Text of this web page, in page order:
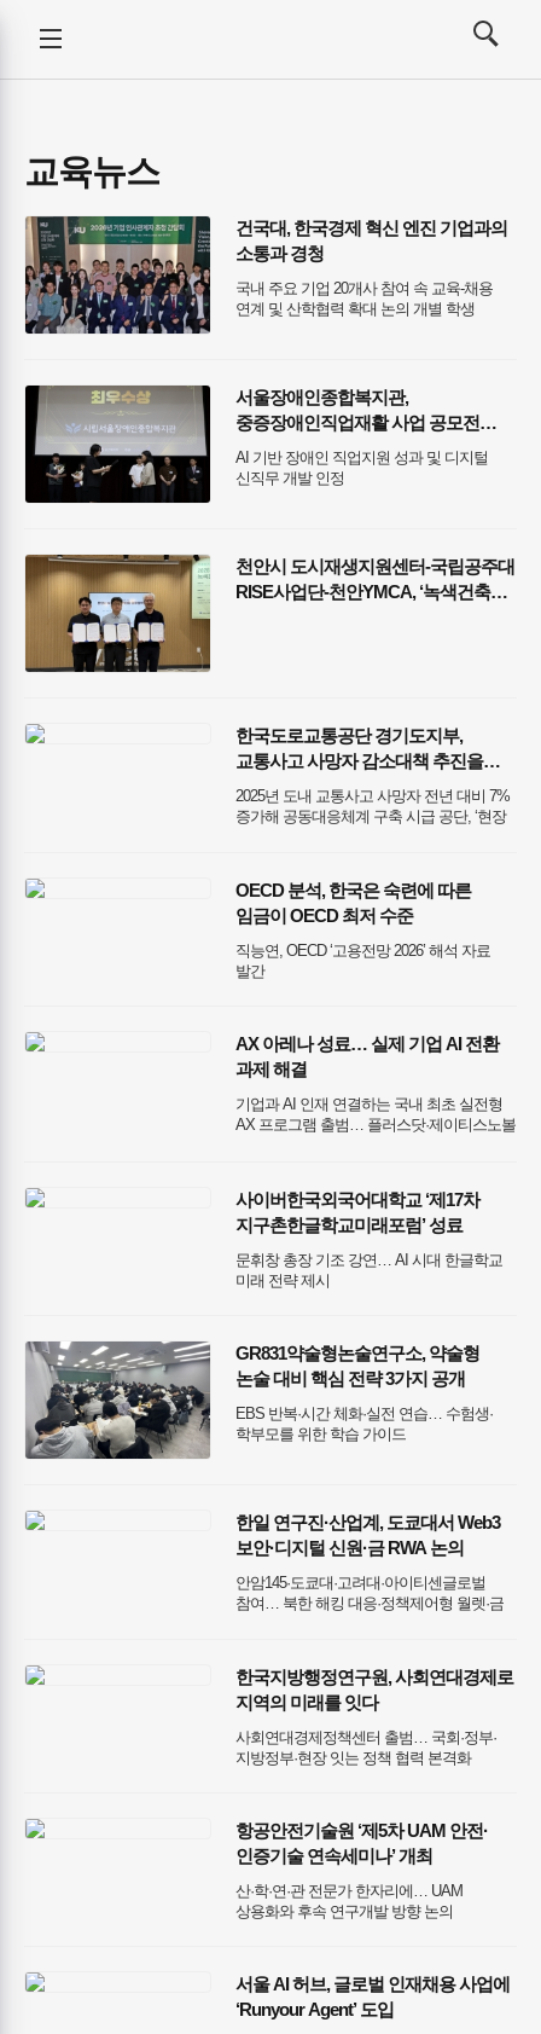
전체메뉴
열기/
검색
열기/
교육뉴스
건국대, 한국경제 혁신 엔진 기업과의
소통과 경청
국내 주요 기업 20개사 참여 속 교육-채용
연계 및 산학협력 확대 논의 개별 학생
서울장애인종합복지관,
중증장애인직업재활 사업 공모전
최우수상 수상
AI 기반 장애인 직업지원 성과 및 디지털
신직무 개발 인정
천안시 도시재생지원센터-국립공주대
RISE사업단-천안YMCA, ‘녹색건축
한국도로교통공단 경기도지부,
교통사고 사망자 감소대책 추진을
위한 킥오프 회의 개최
2025년 도내 교통사고 사망자 전년 대비 7%
증가해 공동대응체계 구축 시급 공단, ‘현장
OECD 분석, 한국은 숙련에 따른
임금이 OECD 최저 수준
직능연, OECD ‘고용전망 2026’ 해석 자료
발간
AX 아레나 성료… 실제 기업 AI 전환
과제 해결
기업과 AI 인재 연결하는 국내 최초 실전형
AX 프로그램 출범… 플러스닷·제이티스노볼
사이버한국외국어대학교 ‘제17차
지구촌한글학교미래포럼’ 성료
문휘창 총장 기조 강연… AI 시대 한글학교
미래 전략 제시
GR831약술형논술연구소, 약술형
논술 대비 핵심 전략 3가지 공개
EBS 반복·시간 체화·실전 연습… 수험생·
학부모를 위한 학습 가이드
한일 연구진·산업계, 도쿄대서 Web3
보안·디지털 신원·금 RWA 논의
안암145·도쿄대·고려대·아이티센글로벌
참여… 북한 해킹 대응·정책제어형 월렛·금
한국지방행정연구원, 사회연대경제로
지역의 미래를 잇다
사회연대경제정책센터 출범… 국회·정부·
지방정부·현장 잇는 정책 협력 본격화
항공안전기술원 ‘제5차 UAM 안전·
인증기술 연속세미나’ 개최
산·학·연·관 전문가 한자리에… UAM
상용화와 후속 연구개발 방향 논의
서울 AI 허브, 글로벌 인재채용 사업에
‘Runyour Agent’ 도입